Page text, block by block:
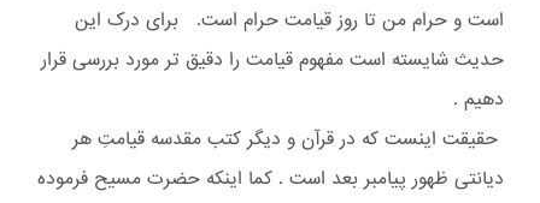
است و حرام من تا روز قیامت حرام است. برای درک این
حدیث شایسته است مفهوم قیامت را دقیق تر مورد بررسی قرار
دهیم .
حقیقت اینست که در قرآن و دیگر کتب مقدسه قیامتِ هر
دیانتی ظهور پیامبر بعد است . کما اینکه حضرت مسیح فرموده